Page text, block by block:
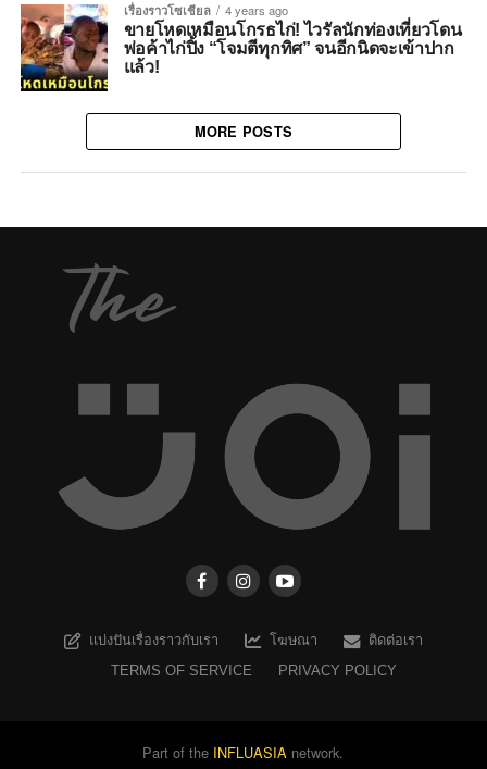
เรื่องราวโซเชียล 4 years ago
ขายโหดเหมือนโกรธไก่! ไวรัลนักท่องเที่ยวโดน
พ่อค้าไก่ปิ้ง “โจมตีทุกทิศ” จนอีกนิดจะเข้าปาก
แล้ว!
MORE POSTS
แบ่งปันเรื่องราวกับเรา โฆษณา
ติดต่อเรา
TERMS OF SERVICE
PRIVACY POLICY
Part of the INFLUASIA network.